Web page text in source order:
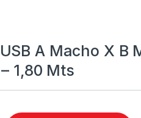
A Macho X B
1,80 Mts